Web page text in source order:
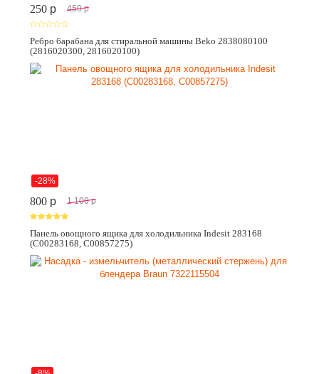
250 p 450 p
Ребро барабана для стиральной машины Beko 2838080100
(2816020300, 2816020100)
-28%
800 p 1 100 p
Панель овощного ящика для холодильника Indesit 283168
(C00283168, C00857275)